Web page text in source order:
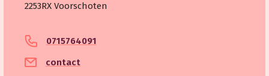
2253RX Voorschoten
0715764091
contact